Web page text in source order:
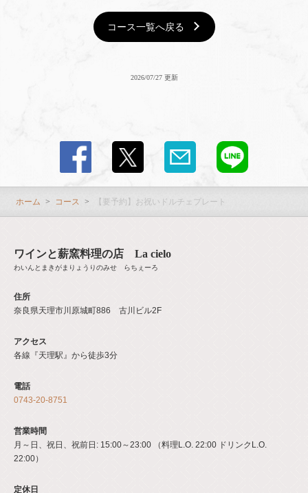
コース一覧へ戻る
2026/07/27 更新
ホーム コース 【要予約】お祝いドルチェプレート
ワインと薪窯料理の店 La cielo
わいんとまきがまりょうりのみせ らちぇーろ
住所
奈良県天理市川原城町886 古川ビル2F
アクセス
各線『天理駅』から徒歩3分
電話
0743-20-8751
営業時間
月～日、祝日、祝前日: 15:00～23:00 （料理L.O. 22:00 ドリンクL.O.
22:00）
定休日